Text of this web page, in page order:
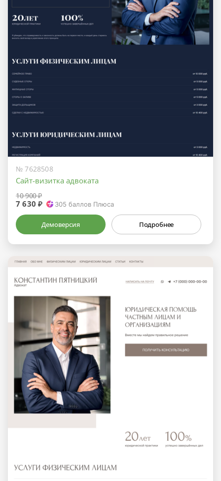
№ 7628508
Сайт-визитка адвоката
10 900 ₽
7 630 ₽ 305 баллов Плюса
Демоверсия Подробнее